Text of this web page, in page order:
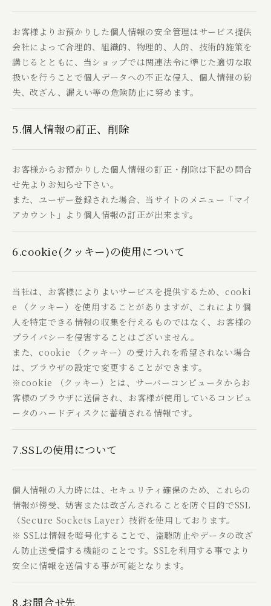
お客様よりお預かりした個人情報の安全管理はサービス提供
会社によって合理的、組織的、物理的、人的、技術的施策を
講じるとともに、当ショップでは関連法令に準じた適切な取
扱いを行うことで個人データへの不正な侵入、個人情報の紛
失、改ざん、漏えい等の危険防止に努めます。
5.個人情報の訂正、削除
お客様からお預かりした個人情報の訂正・削除は下記の問合
せ先よりお知らせ下さい。
また、ユーザー登録された場合、当サイトのメニュー「マイ
アカウント」より個人情報の訂正が出来ます。
6.cookie(クッキー)の使用について
当社は、お客様によりよいサービスを提供するため、cooki
e （クッキー）を使用することがありますが、これにより個
人を特定できる情報の収集を行えるものではなく、お客様の
プライバシーを侵害することはございません。
また、cookie （クッキー）の受け入れを希望されない場合
は、ブラウザの設定で変更することができます。
※cookie （クッキー）とは、サーバーコンピュータからお
客様のブラウザに送信され、お客様が使用しているコンピュ
ータのハードディスクに蓄積される情報です。
7.SSLの使用について
個人情報の入力時には、セキュリティ確保のため、これらの
情報が傍受、妨害または改ざんされることを防ぐ目的でSSL
（Secure Sockets Layer）技術を使用しております。
※ SSLは情報を暗号化することで、盗聴防止やデータの改ざ
ん防止送受信する機能のことです。SSLを利用する事でより
安全に情報を送信する事が可能となります。
8.お問合せ先